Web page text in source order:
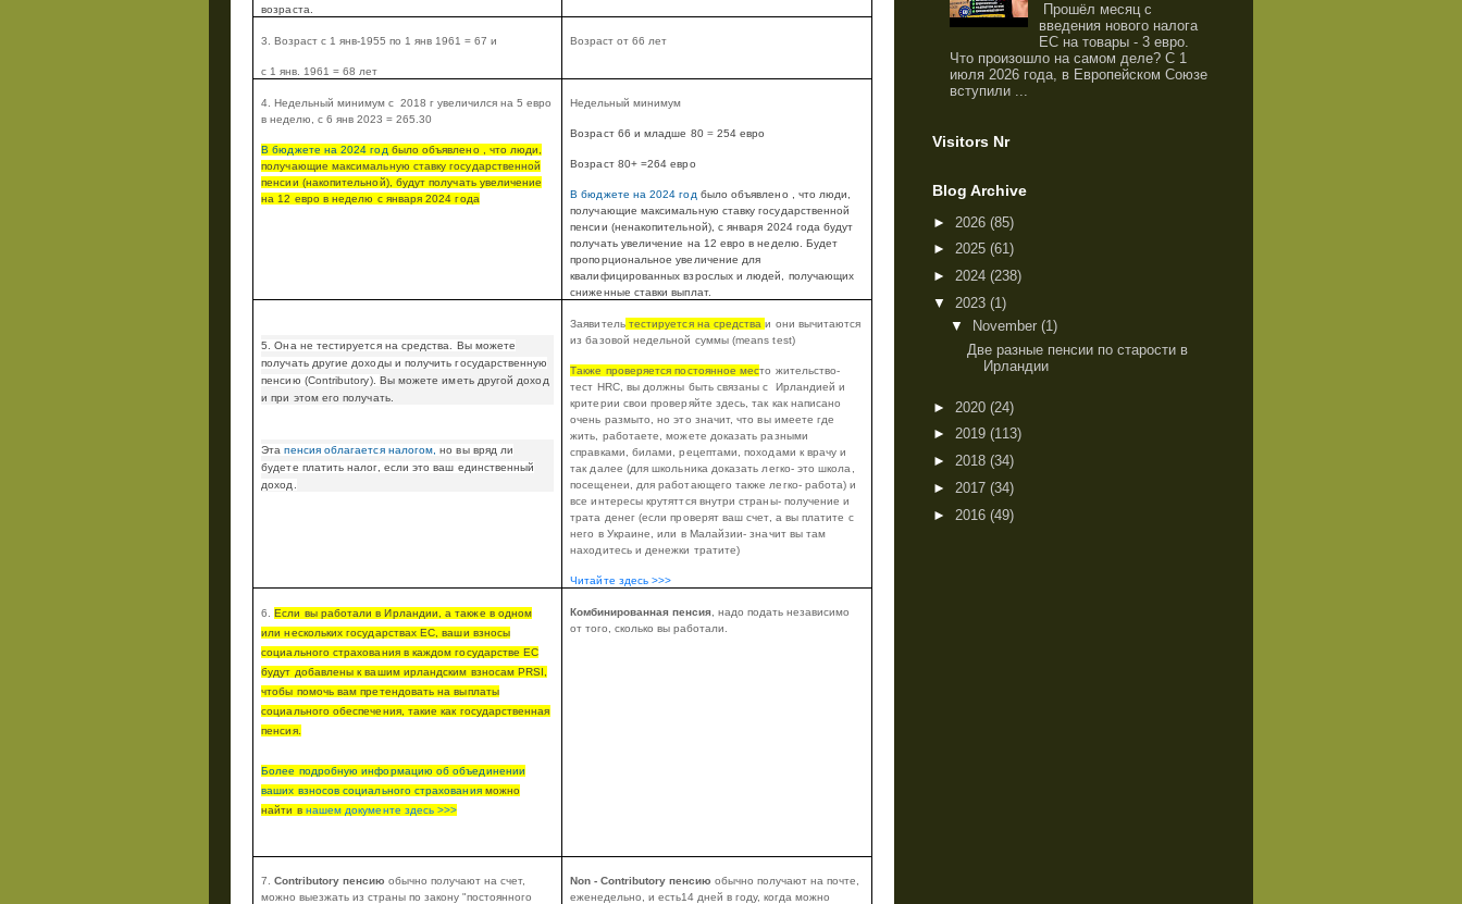
возраста.
3. Возраст с 1 янв-1955 по 1 янв 1961 = 67 и
с 1 янв. 1961 = 68 лет
Возраст от 66 лет
4. Недельный минимум с 2018 г увеличился на 5 евро
в неделю, с 6 янв 2023 = 265.30
В бюджете на 2024 год было объявлено
, что люди,
получающие максимальную ставку государственной
пенсии (накопительной), будут получать увеличение
на 12 евро в неделю с января 2024 года
Недельный минимум
Возраст 66 и младше 80= 254 евро
Возраст 80+ =264 евро
В бюджете на 2024 год было объявлено
, что люди,
получающие максимальную ставку государственной
пенсии (ненакопительной), с января 2024 года будут
получать увеличение на 12 евро в неделю. Будет
пропорциональное увеличение для
квалифицированных взрослых и людей, получающих
сниженные ставки выплат.
5. Она не тестируется на средства.
Вы можете
получать другие доходы и получить государственную
пенсию (Contributory). Вы можете иметь другой доход
и при этом его получать.
Эта пенсия облагается налогом, но вы вряд ли
будете платить налог, если это ваш единственный
доход.
Заявительтестируется на средстваи они вычитаются
из базовой недельной суммы (means test)
Также проверяется постоянное место жительство-
тест HRC, вы должны быть связаны с
Ирландией и
критерии свои проверяйте здесь, так как написано
очень размыто, но это значит, что вы имеете где
жить, работаете, можете доказать разными
справками, билами, рецептами, походами к врачу и
так далее (для школьника доказать легко- это школа,
посещенеи, для работающего также легко- работа) и
все интересы крутяттся внутри страны- получение и
трата денег (если проверят ваш счет, а вы платите с
него в Украине, или в Малайзии- значит вы там
находитесь и денежки тратите)
Читайте здесь >>>
6.Если вы работали в Ирландии, а также в одном
или нескольких государствах ЕС, ваши взносы
социального страхования в каждом государстве ЕС
будут добавлены к вашим ирландским взносамPRSI
чтобы помочь вам претендовать на выплаты
социального обеспечения, такие как государственная
пенсия.
Более подробную информацию об объединении
ваших взносов социального страхования можно
найти в нашем документе здесь >>>
Комбинированная пенсия
, надо подать независимо
от того, сколько вы работали.
7.Contributory пенсию обычно получают на счет,
можно выезжать из страны по закону "постоянного
Non - Contributory пенсию обычно получают на почте,
еженедельно, и есть14 дней в году, когда можно
Прошёл месяц с
введения нового налога
ЕС на товары - 3 евро.
Что произошло на самом деле? С 1
июля 2026 года, в Европейском Союзе
вступили ...
Visitors Nr
Blog Archive
► 2026 (85)
► 2025 (61)
► 2024 (238)
▼ 2023 (1)
▼
November (1)
Две разные пенсии по старости в
Ирландии
► 2020 (24)
► 2019 (113)
► 2018 (34)
► 2017 (34)
► 2016 (49)